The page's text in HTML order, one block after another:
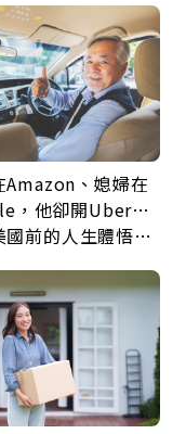
Amazon、媳婦在
，他卻開Uber…
國前的人生體悟：